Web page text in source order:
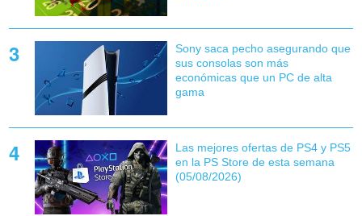
Sony saca pecho asegurando que
sus consolas son más
económicas que un PC de alta
gama
Las mejores ofertas de PS4 y PS5
en la PS Store de esta semana
(05/08/2026)